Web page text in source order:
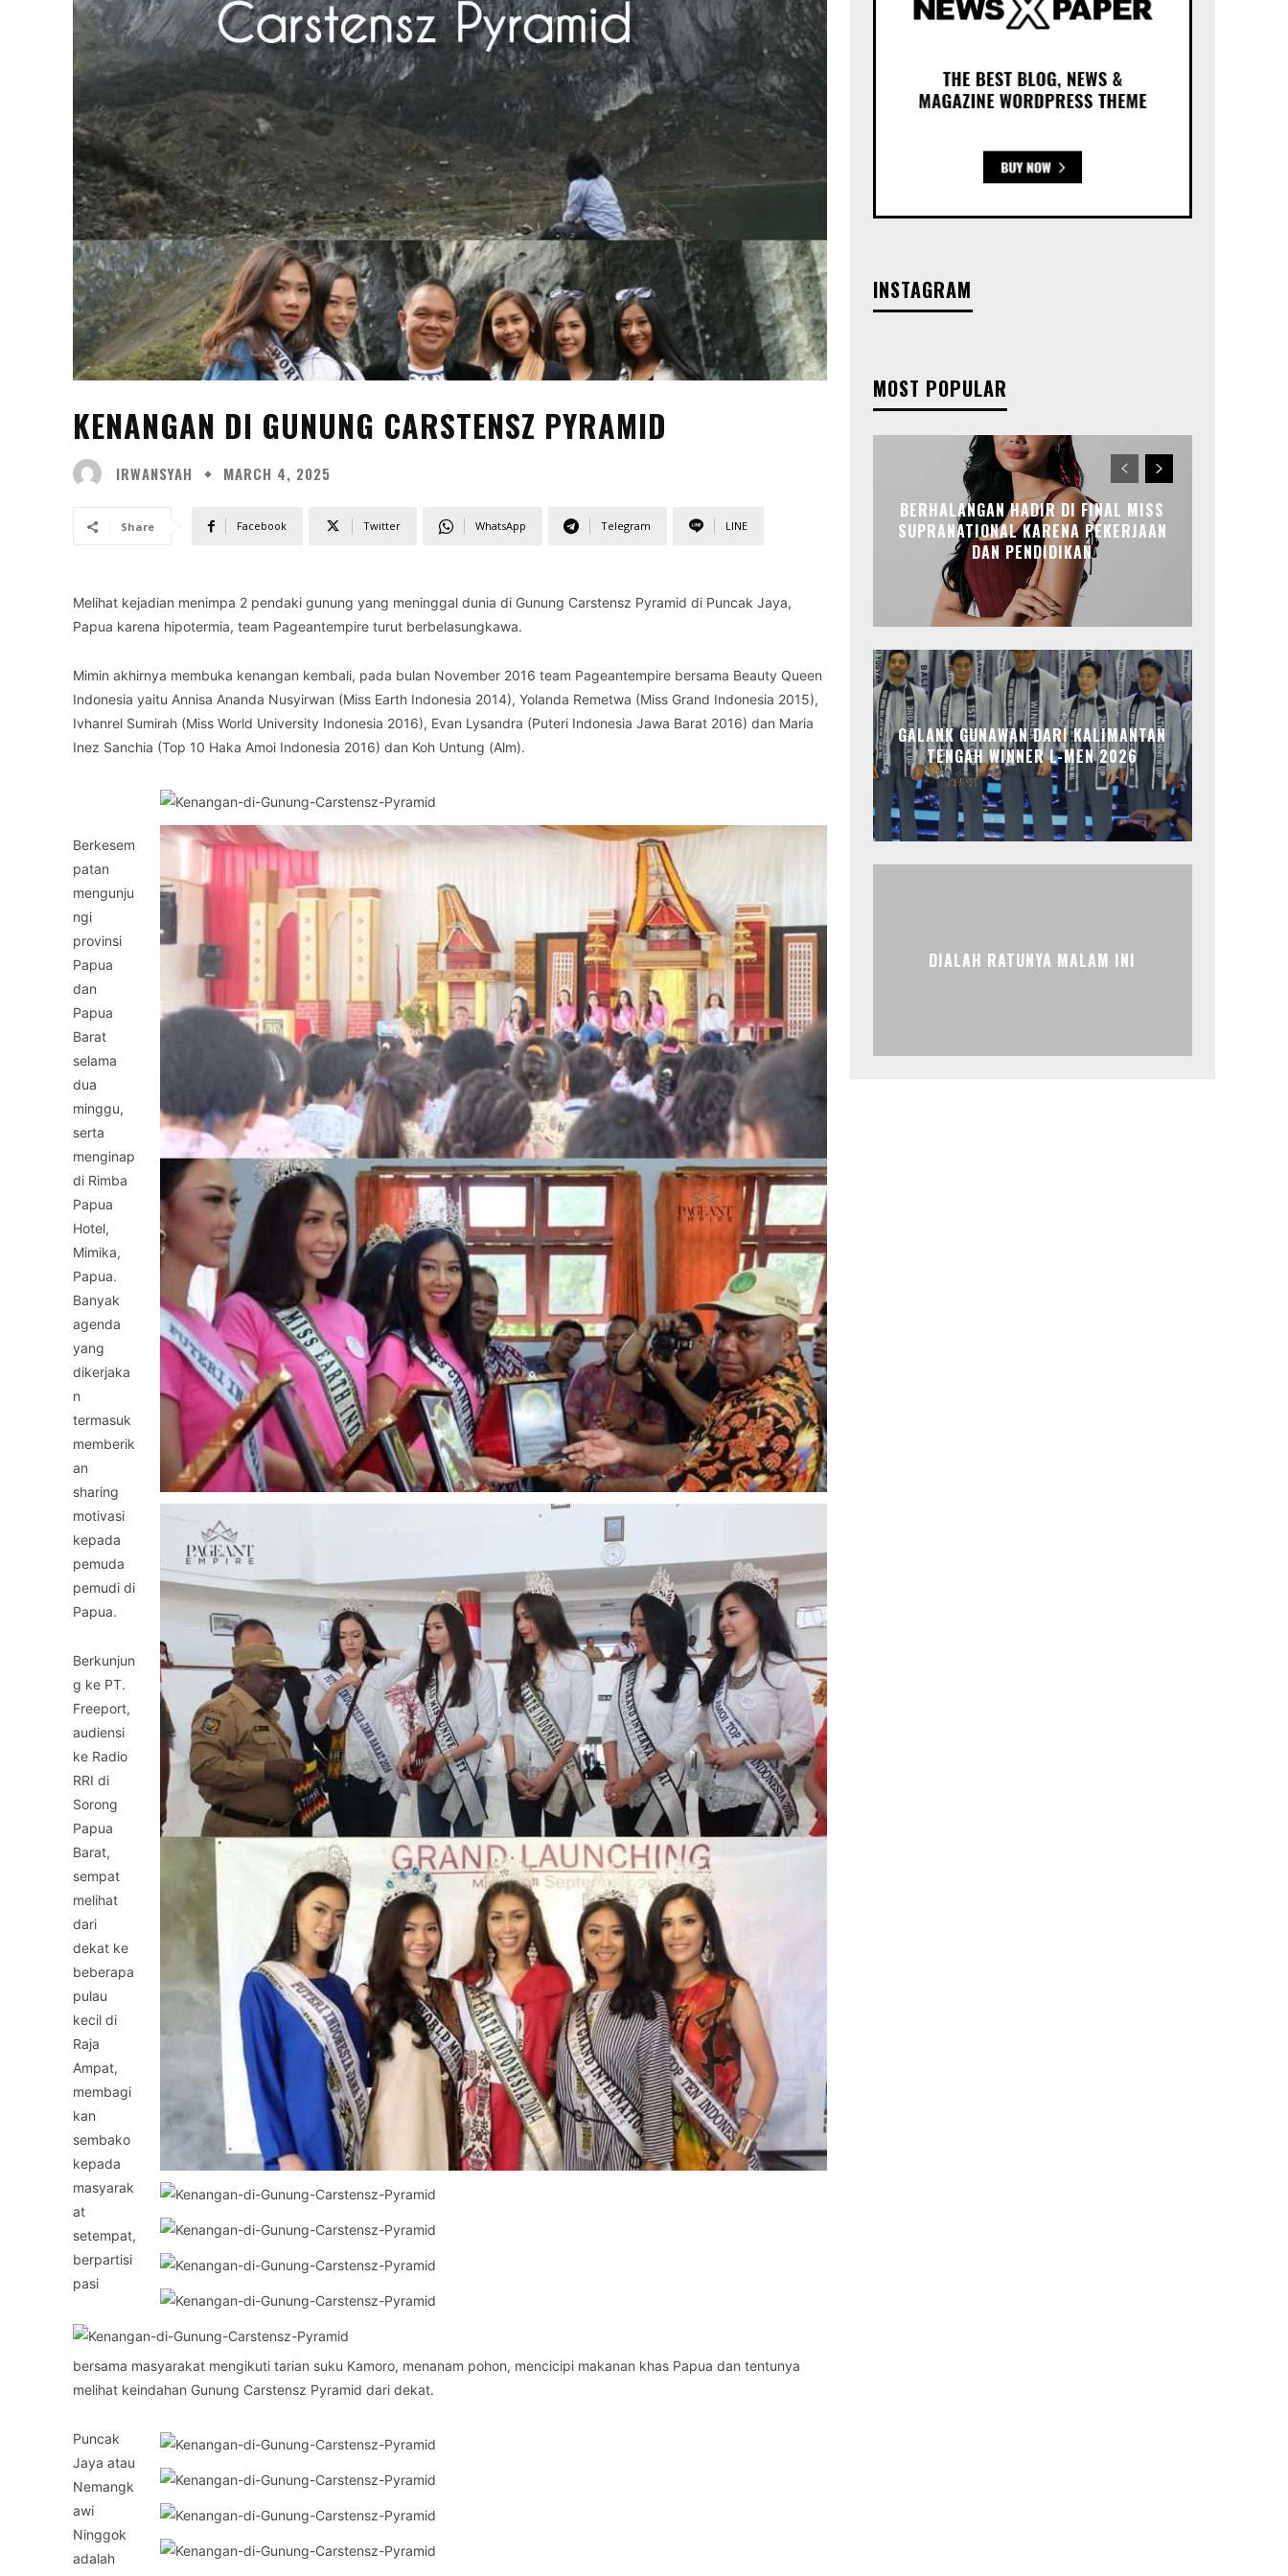
KENANGAN DI GUNUNG CARSTENSZ PYRAMID
IRWANSYAH MARCH 4, 2025
Share Facebook Twitter WhatsApp Telegram LINE
Melihat kejadian menimpa 2 pendaki gunung yang meninggal dunia di Gunung Carstensz Pyramid di Puncak Jaya,
Papua karena hipotermia, team Pageantempire turut berbelasungkawa.
Mimin akhirnya membuka kenangan kembali, pada bulan November 2016 team Pageantempire bersama Beauty Queen
Indonesia yaitu Annisa Ananda Nusyirwan (Miss Earth Indonesia 2014), Yolanda Remetwa (Miss Grand Indonesia 2015),
Ivhanrel Sumirah (Miss World University Indonesia 2016), Evan Lysandra (Puteri Indonesia Jawa Barat 2016) dan Maria
Inez Sanchia (Top 10 Haka Amoi Indonesia 2016) dan Koh Untung (Alm).
Berkesem
patan
mengunju
ngi
provinsi
Papua
dan
Papua
Barat
selama
dua
minggu,
serta
menginap
di Rimba
Papua
Hotel,
Mimika,
Papua.
Banyak
agenda
yang
dikerjaka
n
termasuk
memberik
an
sharing
motivasi
kepada
pemuda
pemudi di
Papua.
Berkunjun
g ke PT.
Freeport,
audiensi
ke Radio
RRI di
Sorong
Papua
Barat,
sempat
melihat
dari
dekat ke
beberapa
pulau
kecil di
Raja
Ampat,
membagi
kan
sembako
kepada
masyarak
at
setempat,
berpartisi
pasi
bersama masyarakat mengikuti tarian suku Kamoro, menanam pohon, mencicipi makanan khas Papua dan tentunya
melihat keindahan Gunung Carstensz Pyramid dari dekat.
Puncak
Jaya atau
Nemangk
awi
Ninggok
adalah
INSTAGRAM
MOST POPULAR
BERHALANGAN HADIR DI FINAL MISS
SUPRANATIONAL KARENA PEKERJAAN
DAN PENDIDIKAN
GALANK GUNAWAN DARI KALIMANTAN
TENGAH WINNER L-MEN 2026
DIALAH RATUNYA MALAM INI